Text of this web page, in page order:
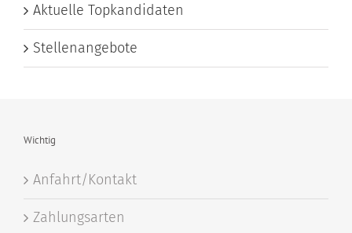
Aktuelle Topkandidaten
Stellenangebote
Wichtig
Anfahrt/Kontakt
Zahlungsarten